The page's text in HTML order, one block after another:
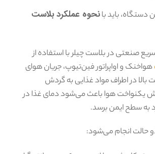
دستگاه، باید بانحوه عملکرد بلاست
صنعتی در بلاست چیلر با استفاده از
هواخنک و اواپراتور فین‌تیوپ، جریان هوای
بالا در اطراف مواد غذایی به گردش
یکنواخت هوا باعث می‌شود دمای غذا در
به سطح ایمن برسد.
حالت انجام می‌شود: